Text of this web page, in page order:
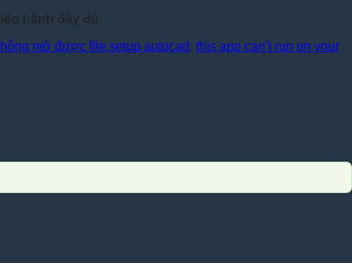
hành đầy đủ.
mở được file setup autocad , this app can’t run on your